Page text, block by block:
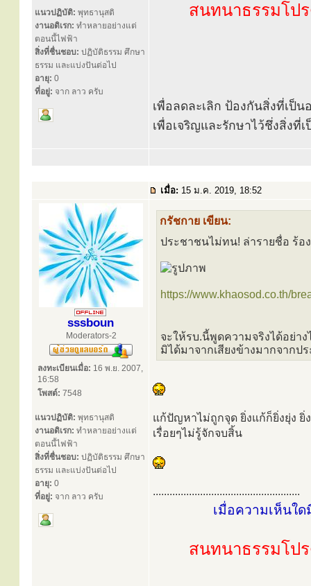
แนวปฏิบัติ: พุทธานุสติ
งานอดิเรก: ทำหลายอย่างแต่
ตอนนี้ไฟฟ้า
สิ่งที่ชื่นชอบ: ปฏิบัติธรรม ศึกษา
ธรรม และแบ่งปันต่อไป
อายุ: 0
ที่อยู่: จาก ลาว ครับ
สนทนาธรรมโป
เพื่อลดละเลิก ป้องกันสิ่งที่เป็น
เพื่อเจริญและรักษาไว้ชึ่งสิ่งที่
เมื่อ: 15 ม.ค. 2019, 18:52
sssboun
Moderators-2
ลงทะเบียนเมื่อ: 16 พ.ย. 2007,
16:58
โพสต์: 7548
แนวปฏิบัติ: พุทธานุสติ
งานอดิเรก: ทำหลายอย่างแต่
ตอนนี้ไฟฟ้า
สิ่งที่ชื่นชอบ: ปฏิบัติธรรม ศึกษา
ธรรม และแบ่งปันต่อไป
อายุ: 0
ที่อยู่: จาก ลาว ครับ
กรัชกาย เขียน:
ประชาชนไม่ทน! ล่ารายชื่อ ร้อ
https://www.khaosod.co.th/
จะให้รบ.นี้พูดความจริงได้อย่า
มิได้มาจากเสียงข้างมากจากป
แก้ปัญหาไม่ถูกจุด ยิ่งแก้ก็ยิ่งยุ่ง
เรื่อยๆไม่รู้จักจบสิ้น
.....................................................
เมื่อความเห็นใ
สนทนาธรรมโป